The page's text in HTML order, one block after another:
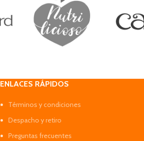
ENLACES RÁPIDOS
Términos y condiciones
Despacho y retiro
Preguntas frecuentes